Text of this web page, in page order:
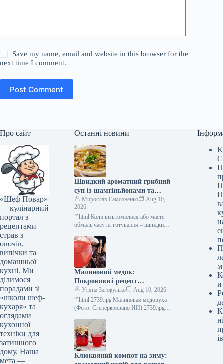
Save my name, email and website in this browser for the
next time I comment.
Post Comment
Про сайт
«Шеф Повар»
— кулінарний
портал з
рецептами
страв з
овочів,
випічки та
домашньої
кухні. Ми
ділимося
порадами зі
«школи шеф-
кухаря» та
оглядами
кухонної
техніки для
затишного
дому. Наша
мета —
Останні новини
Швидкий ароматний грибний
суп із шампіньйонами та
білими грибами: рецепт для
насолоди
Мирослав Самсоненко
Aug 10,
2026
“`html Коли ви втомилися або маєте
обмаль часу на готування – швидкий
білими грибами стане…
Малиновий медок:
Покроковий рецепт
неймовірної насолоди без
калорій
Уляна Загорулько
Aug 10, 2026
“`html 2739.jpg Малиновая медовуха
(Фото: Сгенерировано ИИ) 2739.jpg
Сгенерировано ИИ) Малинова
медовуха — це напій з…
Клюквяний компот на зиму:
м
и
ів